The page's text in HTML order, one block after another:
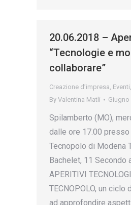
20.06.2018 –
“Tecnologie e
collaborare”
Creazione d’impresa, Eventi,
By Valentina Matli Giugno
Spilamberto (MO),
dalle ore 17.00
Tecnopolo di Modena
Bachelet, 11 Secondo
APERITIVI
TECNOPOLO, un
ad approfondire